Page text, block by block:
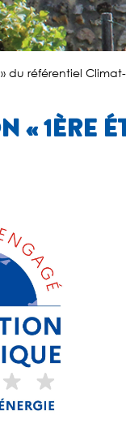
du référentiel
« 1ÈRE